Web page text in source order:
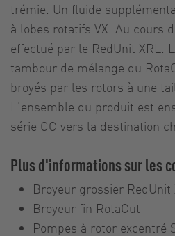
trémie. Un fluide
à lobes rotatifs VX. Au cours
effectué par le RedUnit XRL.
tambour de mélange du
broyés par les rotors à une
L'ensemble du produit est
série CC vers la destination
Plus d'informations sur les
Broyeur grossier RedUnit
Broyeur fin RotaCut
Pompes à rotor excentré